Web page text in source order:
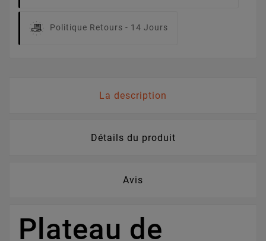
Politique Retours - 14 Jours
La description
Détails du produit
Avis
Plateau de